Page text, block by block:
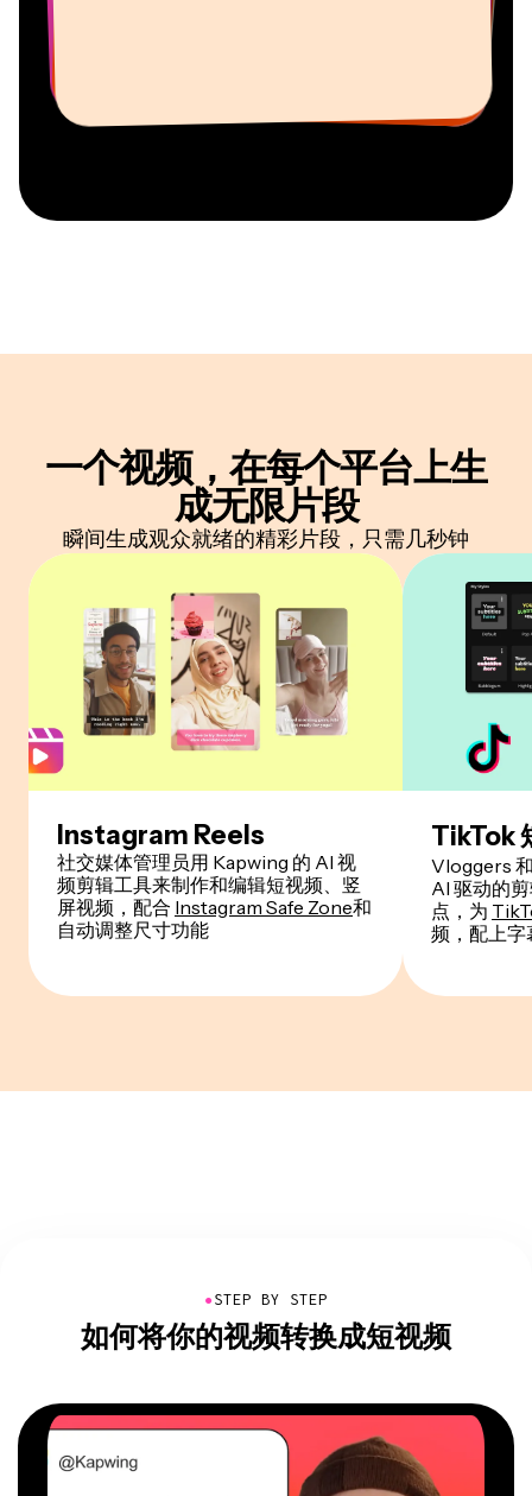
一个视频， 在每个平台上生
成无限片段
瞬间生成观众就绪的精彩片段，只需几秒钟
Instagram Reels
社交媒体管理员用 Kapwing 的 AI 视
频剪辑工具来制作和编辑短视频、竖
屏视频，配合 Instagram Safe Zone和
自动调整尺寸功能
TikTok
Vloggers
AI 驱动的
点，为
频，配上字
●STEP BY STEP
如何将你的视频转换成短视频